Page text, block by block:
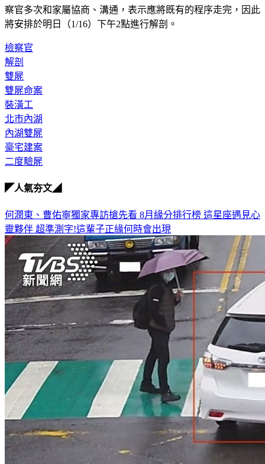
察官多次和家屬協商、溝通，表示應將既有的程序走完，因此
將安排於明日（1/16）下午2點進行解剖。
檢察官
解剖
雙屍
雙屍命案
裝潢工
北市內湖
內湖雙屍
豪宅建案
二度驗屍
◤人氣夯文◢
何潤東、曹佑寧獨家專訪搶先看 8月緣分排行榜 這星座遇見心
靈夥伴 超準測字!這輩子正緣何時會出現